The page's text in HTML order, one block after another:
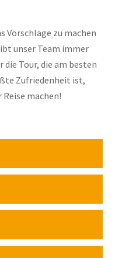
Vorschläge zu machen
unser Team immer
die Tour, die am besten
Zufriedenheit ist,
Reise machen!